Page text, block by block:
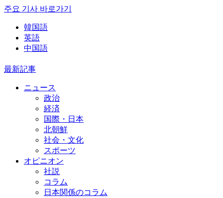
주요 기사 바로가기
韓国語
英語
中国語
最新記事
ニュース
政治
経済
国際・日本
北朝鮮
社会・文化
スポーツ
オピニオン
社説
コラム
日本関係のコラム